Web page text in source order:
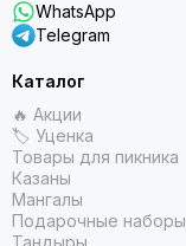
WhatsApp
Telegram
Каталог
🔥 Акции
🏷 Уценка
Товары для пикника
Казаны
Мангалы
Подарочные наборы
Тандыры